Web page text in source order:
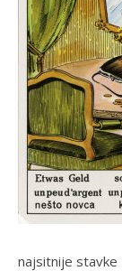
najsitnije stavke